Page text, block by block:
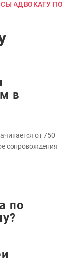
АДВОКАТУ ПО
в
от 750
сопровождения
по